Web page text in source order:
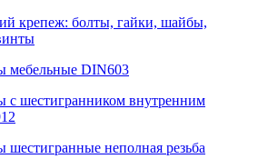
крепеж: болты, гайки, шайбы,
мебельные DIN603
с шестигранником внутренним
шестигранные неполная резьба